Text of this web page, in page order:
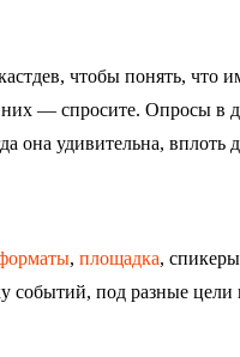
чтобы понять, что
них — спросите. Опросы в
она удивительна, вплоть
, площадка,
событий, под разные